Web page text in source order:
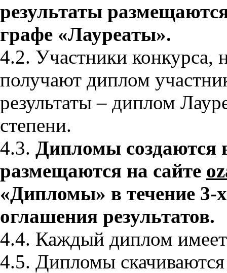
результаты
графе «Лауреаты».
4.2. Участники конкурса,
получают диплом
результаты – диплом
степени.
4.3. Дипломы создаются
размещаются на сайте
«Дипломы» в течение 3-
оглашения результатов.
4.4. Каждый диплом
4.5. Дипломы